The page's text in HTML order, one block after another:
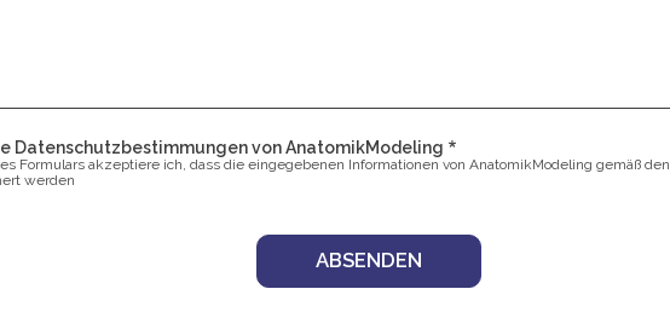
Datenschutzbestimmungen von AnatomikModeling
Formulars akzeptiere ich, dass die eingegebenen Informationen von AnatomikModeling gemäß den
werden